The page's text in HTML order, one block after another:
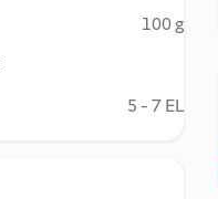
100 g
5 - 7 EL